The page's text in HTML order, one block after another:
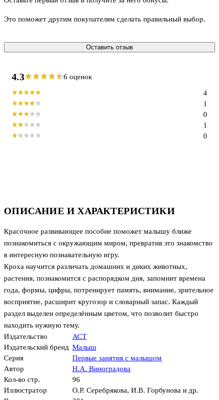
ОПИСАНИЕ И ХАРАКТЕРИСТИКИ
Красочное развивающее пособие поможет малышу ближе
познакомиться с окружающим миром, превратив это знакомство
в интересную познавательную игру.
Кроха научится различать домашних и диких животных,
растения, познакомится с распорядком дня, запомнит времена
года, формы, цифры, потренирует память, внимание, зрительное
восприятие, расширит кругозор и словарный запас. Каждый
раздел выделен определённым цветом, что позволит быстро
находить нужную тему.
Издательство
АСТ
Издательский бренд Малыш
Серия
Первые занятия с малышом
Автор
Н.А. Виноградова
Кол-во стр.
96
Иллюстратор
О.Р. Серебрякова, И.В. Горбунова и др.
Это поможет другим покупателям сделать правильный выбор.
Оставить отзыв
4.3 6 оценок
0
1
0
1
4